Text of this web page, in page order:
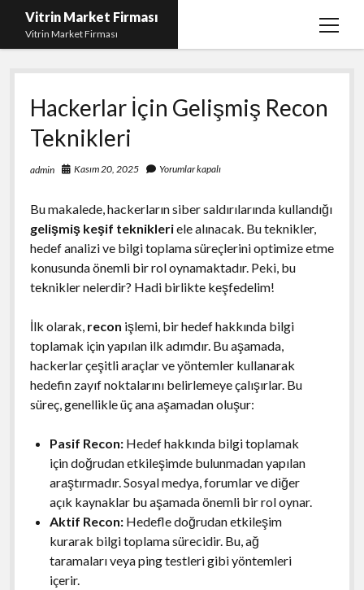
Vitrin Market Firması
Vitrin Market Firması
menüyü
En İyi Tumblr Takipçi Hilesi
iPhone için Instagram Gizli Hesap Görme
Liste
Reels Beğeni Yükleme Hilesi
Sayfa Listesi
Hackerlar İçin Gelişmiş Recon
Teknikleri
admin Kasım 20, 2025 Yorumlar kapalı
Bu makalede, hackerların siber saldırılarında kullandığı
gelişmiş keşif teknikleriele alınacak. Bu teknikler,
hedef analizi ve bilgi toplama süreçlerini optimize etme
konusunda önemli bir rol oynamaktadır. Peki, bu
teknikler nelerdir? Hadi birlikte keşfedelim!
İlk olarak, recon işlemi, bir hedef hakkında bilgi
toplamak için yapılan ilk adımdır. Bu aşamada,
hackerlar çeşitli araçlar ve yöntemler kullanarak
hedefin zayıf noktalarını belirlemeye çalışırlar. Bu
süreç, genellikle üç ana aşamadan oluşur:
Pasif Recon:Hedef hakkında bilgi toplamak
için doğrudan etkileşimde bulunmadan yapılan
araştırmadır. Sosyal medya, forumlar ve diğer
açık kaynaklar bu aşamada önemli bir rol oynar.
Aktif Recon:Hedefle doğrudan etkileşim
kurarak bilgi toplama sürecidir. Bu, ağ
taramaları veya ping testleri gibi yöntemleri
içerir.